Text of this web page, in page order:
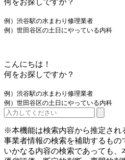
例）渋谷駅の水まわり修理業者
例）世田谷区の土日にやっている内科
こんにちは！
何をお探しですか？
例）渋谷駅の水まわり修理業者
例）世田谷区の土日にやっている内科
※本機能は検索内容から推定され
事業者情報の検索を補助するもの
いかなる内容の検索であっても、